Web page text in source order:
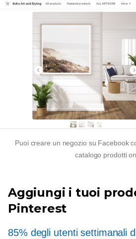
Puoi creare un negozio su Facebook
catalogo prodotti
Aggiungi i tuoi
Pinterest
85% degli utenti settimanali